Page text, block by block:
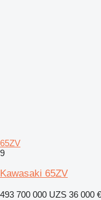
65ZV
9
Kawasaki 65ZV
493 700 000 UZS 36 000 €